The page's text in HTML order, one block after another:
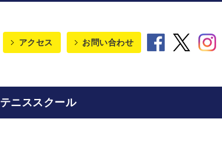
アクセス お問い合わせ
テニススクール